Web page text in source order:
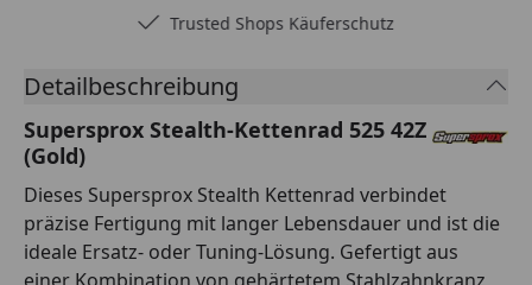
Trusted Shops Käuferschutz
Detailbeschreibung
Supersprox Stealth-Kettenrad 525 42Z
(Gold)
Dieses Supersprox Stealth Kettenrad verbindet
präzise Fertigung mit langer Lebensdauer und ist die
ideale Ersatz- oder Tuning-Lösung. Gefertigt aus
einer Kombination von gehärtetem Stahlzahnkranz